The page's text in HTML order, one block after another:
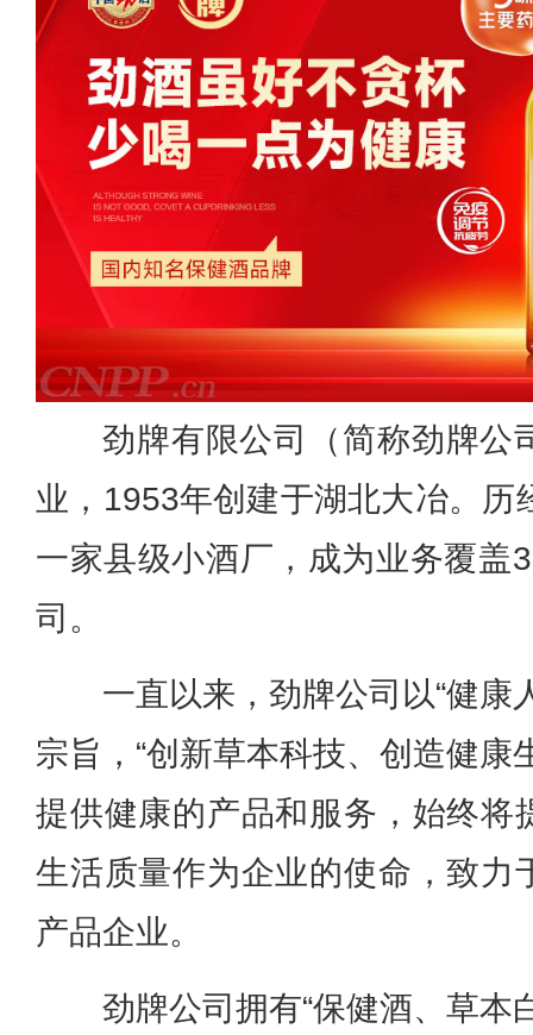
劲牌有限公司（简称劲牌公
业，1953年创建于湖北大冶。历
一家县级小酒厂，成为业务覆盖
司。
一直以来，劲牌公司以“健康
宗旨，“创新草本科技、创造健康
提供健康的产品和服务，始终将
生活质量作为企业的使命，致力
产品企业。
劲牌公司拥有“保健酒、草本